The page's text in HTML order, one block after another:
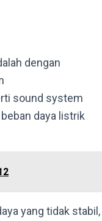
dengan
sound system
daya listrik
yang tidak stabil,